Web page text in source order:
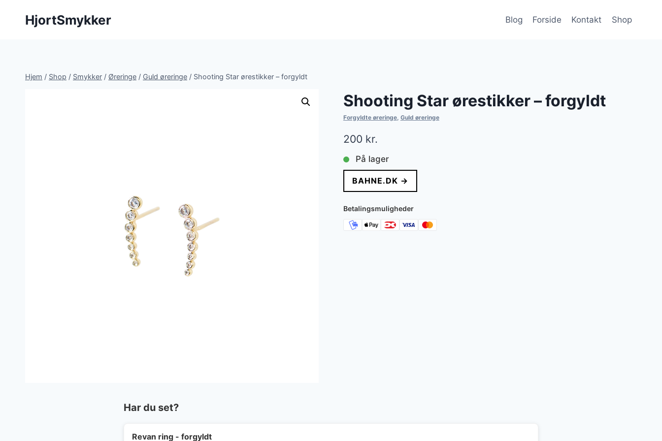
HjortSmykker Blog Forside Kontakt Shop
Hjem / Shop / Smykker / Øreringe / Guld øreringe / Shooting Star ørestikker – forgyldt
Shooting Star ørestikker – forgyldt
Forgyldte øreringe, Guld øreringe
200 kr.
På lager
BAHNE.DK →
Betalingsmuligheder
Har du set?
Revan ring - forgyldt